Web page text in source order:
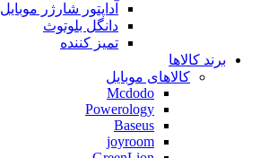
آداپتور شارژر موبایل
دانگل بلوتوث
تمیز کننده
برند کالاها
کالاهای موبایل
Mcdodo
Powerology
Baseus
joyroom